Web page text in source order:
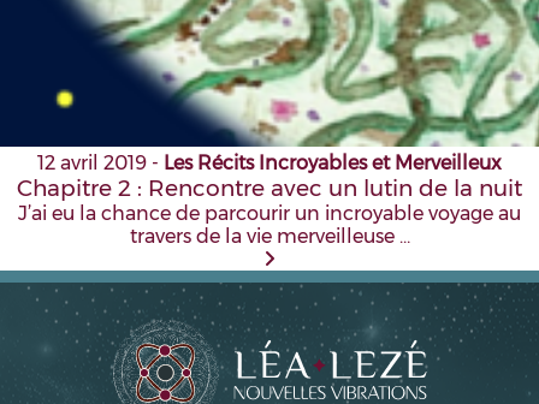
12 avril 2019 - Les Récits Incroyables et Merveilleux
Chapitre 2 : Rencontre avec un lutin de la nuit
J’ai eu la chance de parcourir un incroyable voyage au
travers de la vie merveilleuse …